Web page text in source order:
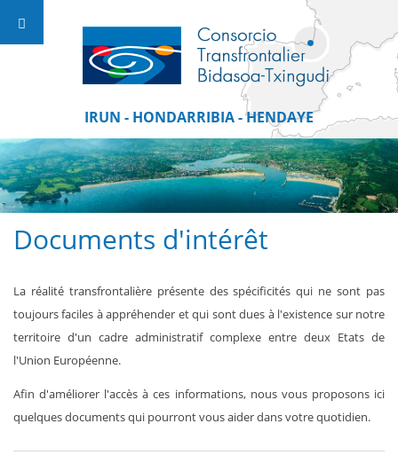
IRUN - HONDARRIBIA - HENDAYE
Documents d'intérêt
La réalité transfrontalière présente des spécificités qui ne sont pas
toujours faciles à appréhender et qui sont dues à l'existence sur notre
territoire d'un cadre administratif complexe entre deux Etats de
l'Union Européenne.
Afin d'améliorer l'accès à ces informations, nous vous proposons ici
quelques documents qui pourront vous aider dans votre quotidien.